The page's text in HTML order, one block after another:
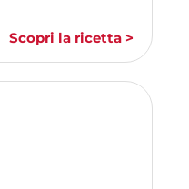
Scopri la ricetta >